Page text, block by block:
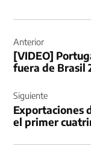
de
entradas
Anterior
[VIDEO]
fuera de Brasil
Siguiente
Exportaciones
el primer